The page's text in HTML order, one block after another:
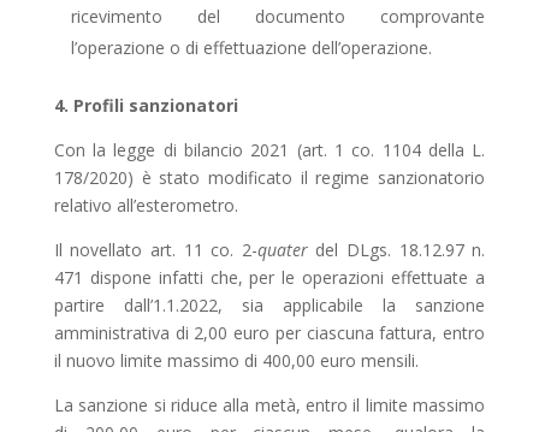
ricevimento del documento comprovante
l’operazione o di effettuazione dell’operazione.
4. Profili sanzionatori
Con la legge di bilancio 2021 (art. 1 co. 1104 della L.
178/2020) è stato modificato il regime sanzionatorio
relativo all’esterometro.
Il novellato art. 11 co. 2-quaterdel DLgs. 18.12.97 n.
471 dispone infatti che, per le operazioni ef­fet­tuate a
partire dall’1.1.2022, sia applicabile la sanzione
amministrativa di 2,00 euro per ciascu­na fattura, entro
il nuovo limite massimo di 400,00 euro mensili.
La sanzione si riduce alla metà, entro il limite massimo